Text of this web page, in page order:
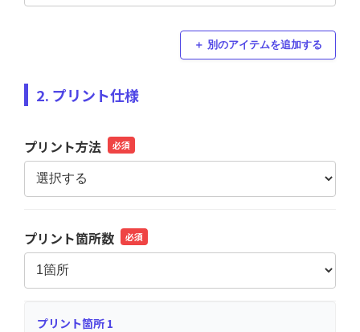
＋ 別のアイテムを追加する
2. プリント仕様
プリント方法 必須
プリント箇所数 必須
プリント箇所 1